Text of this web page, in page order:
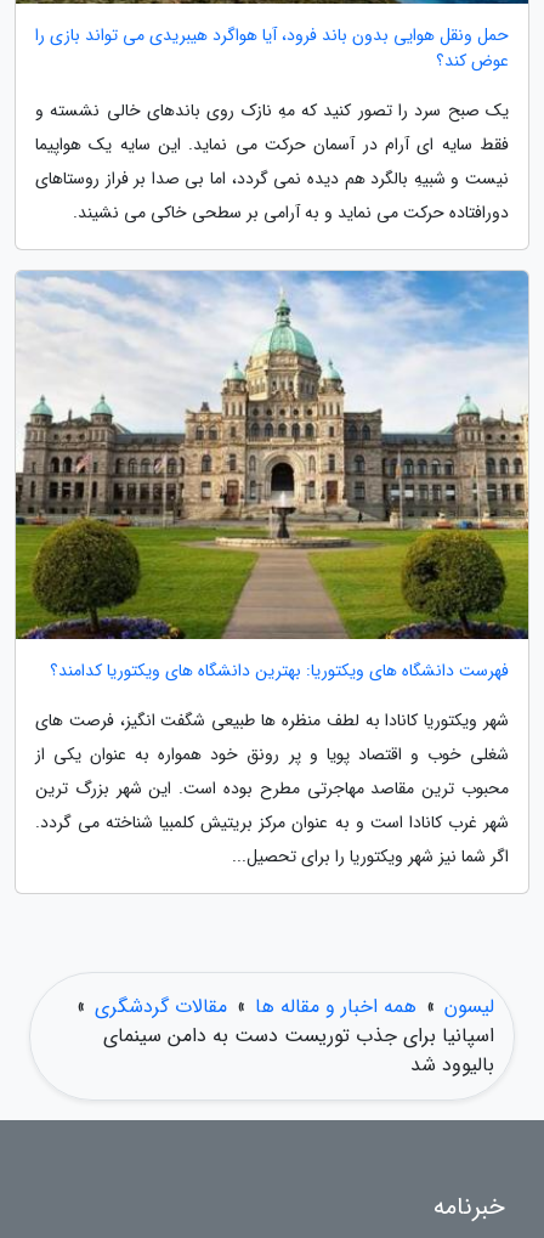
حمل ونقل هوایی بدون باند فرود، آیا هواگرد هیبریدی می تواند بازی را
عوض کند؟
یک صبح سرد را تصور کنید که مهِ نازک روی باندهای خالی نشسته و
فقط سایه ای آرام در آسمان حرکت می نماید. این سایه یک هواپیما
نیست و شبیهِ بالگرد هم دیده نمی گردد، اما بی صدا بر فراز روستاهای
دورافتاده حرکت می نماید و به آرامی بر سطحی خاکی می نشیند.
فهرست دانشگاه های ویکتوریا: بهترین دانشگاه های ویکتوریا کدامند؟
شهر ویکتوریا کانادا به لطف منظره ها طبیعی شگفت انگیز، فرصت های
شغلی خوب و اقتصاد پویا و پر رونق خود همواره به عنوان یکی از
محبوب ترین مقاصد مهاجرتی مطرح بوده است. این شهر بزرگ ترین
شهر غرب کانادا است و به عنوان مرکز بریتیش کلمبیا شناخته می گردد.
اگر شما نیز شهر ویکتوریا را برای تحصیل...
لیسون » همه اخبار و مقاله ها » مقالات گردشگری »
اسپانیا برای جذب توریست دست به دامن سینمای
بالیوود شد
خبرنامه